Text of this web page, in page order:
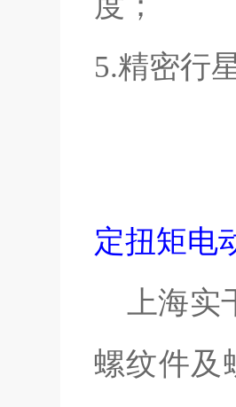
5.精密行
定扭矩电
上海实
螺纹件及